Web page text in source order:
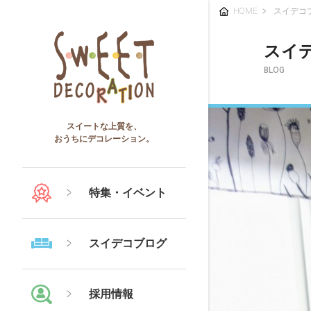
スイートな上質を、
おうちにデコレーション。
特集・イベント
スイデコブログ
採用情報
HOME スイデコ
スイ
BLOG